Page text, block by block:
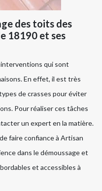
des toits des
18190 et ses
qui sont
En effet, il est très
de crasses pour éviter
Pour réaliser ces tâches
un expert en la matière.
faire confiance à Artisan
dans le démoussage et
et accessibles à